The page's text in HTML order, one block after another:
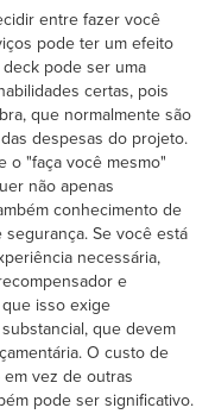
entre fazer você
pode ter um efeito
pode ser uma
certas, pois
que normalmente são
despesas do projeto.
o "faça você mesmo"
não apenas
conhecimento de
Se você está
necessária,
e
isso exige
que devem
O custo de
vez de outras
pode ser significativo.